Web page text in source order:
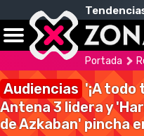
Portada
Audiencias '¡A
Antena 3 lidera y
de Azkaban' pincha